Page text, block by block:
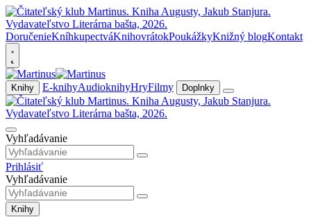
DoručenieKníhkupectváKnihovrátokPoukážkyKnižný blogKontakt
Knihy E-knihyAudioknihyHryFilmy Doplnky
Vyhľadávanie
Prihlásiť
Vyhľadávanie
Knihy